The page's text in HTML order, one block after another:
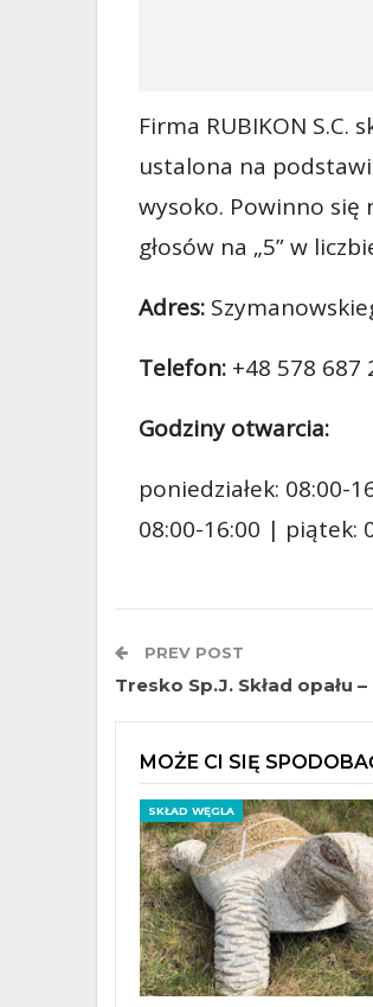
Firma RUBIKON
ustalona na
wysoko. Powinno się
głosów na „5” w
Adres:
Telefon: +48 578 687
Godziny otwarcia:
poniedziałek: 08:00-
08:00-16:00 | piątek:
PREV POST
Tresko Sp.J. Skład opału
MOŻE CI SIĘ
SKŁAD WĘGLA